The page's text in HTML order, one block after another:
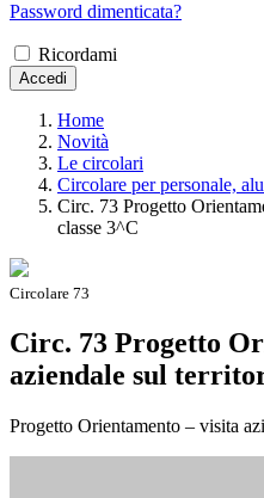
Password dimenticata?
Ricordami
Accedi
Home
Novità
Le circolari
Circolare per personale,
Circ. 73 Progetto
classe 3^C
Circolare 73
Circ. 73 Progetto
aziendale sul
Progetto Orientamento – visita